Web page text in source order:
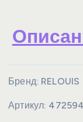
Бренд: RELOUIS
Артикул: 472594